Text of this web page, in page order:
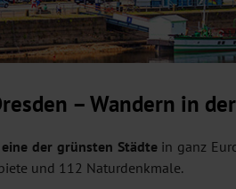
– Wandern in
eine der grünsten Städtein ganz
und 112 Naturdenkmale.